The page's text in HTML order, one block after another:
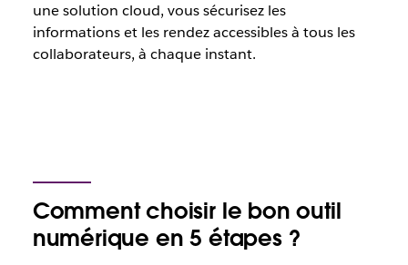
une solution cloud, vous sécurisez les
informations et les rendez accessibles à tous les
collaborateurs, à chaque instant.
Comment choisir le bon outil
numérique en 5 étapes ?